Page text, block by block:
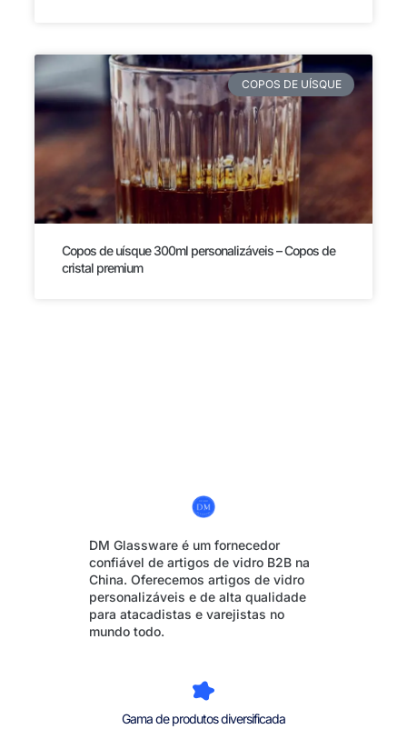
COPOS DE UÍSQUE
Copos de uísque 300ml personalizáveis – Copos de
cristal premium
DM Glassware é um fornecedor
confiável de artigos de vidro B2B na
China. Oferecemos artigos de vidro
personalizáveis e de alta qualidade
para atacadistas e varejistas no
mundo todo.
Gama de produtos diversificada